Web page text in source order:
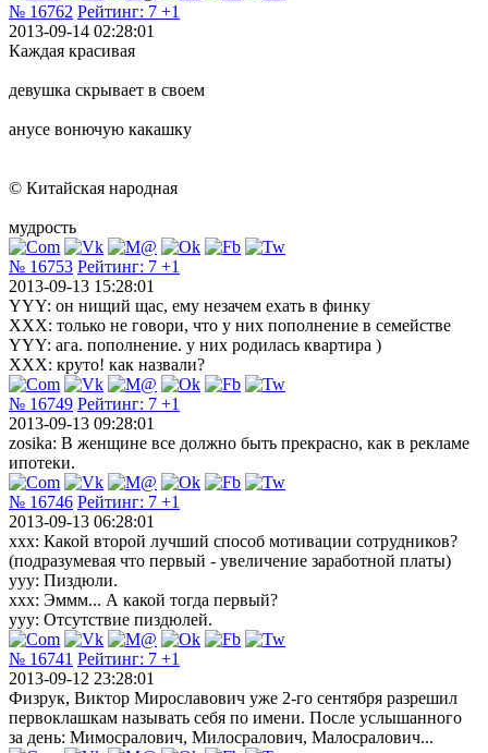
№ 16762 Рейтинг: 7 +1
2013-09-14 02:28:01
Каждая красивая
девушка скрывает в своем
анусе вонючую какашку
© Китайская народная
мудрость
№ 16753 Рейтинг: 7 +1
2013-09-13 15:28:01
YYY: он нищий щас, ему незачем ехать в финку
XXX: только не говори, что у них пополнение в семействе
YYY: ага. пополнение. у них родилась квартира )
XXX: круто! как назвали?
№ 16749 Рейтинг: 7 +1
2013-09-13 09:28:01
zosika: В женщине все должно быть прекрасно, как в рекламе
ипотеки.
№ 16746 Рейтинг: 7 +1
2013-09-13 06:28:01
xxx: Какой второй лучший способ мотивации сотрудников?
(подразумевая что первый - увеличение заработной платы)
yyy: Пиздюли.
xxx: Эммм... А какой тогда первый?
yyy: Отсутствие пиздюлей.
№ 16741 Рейтинг: 7 +1
2013-09-12 23:28:01
Физрук, Виктор Мирославович уже 2-го сентября разрешил
первоклашкам называть себя по имени. После услышанного
за день: Мимосралович, Милосралович, Малосралович...